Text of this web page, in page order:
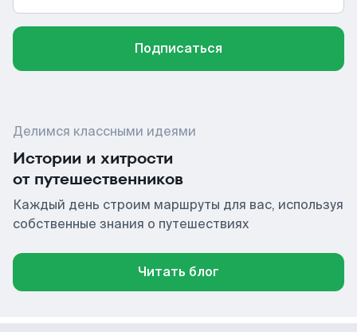
Подписаться
Делимся классными идеями
Истории и хитрости
от путешественников
Каждый день строим маршруты для вас, используя
собственные знания о путешествиях
Читать блог